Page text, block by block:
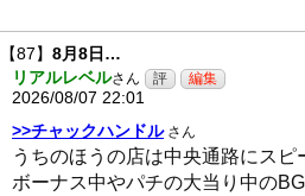
【87】 8月8日…
リアルレベルさん
2026/08/07 22:01
>>チャックハンドルさん
うちのほうの店は中央通路にス
ボーナス中やパチの大当り中の